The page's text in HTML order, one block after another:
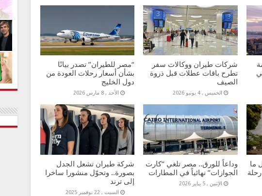
شركات طيران ووكالات سفر
تطرح باقات عطلات قبل ذروة
الصيف
الخميس , 4 يونيو 2026
“مصر للطيران” تصدر بيانًا
بشأن أسعار رحلات العودة من
دول الخليج
الأحد , 8 مارس 2026
ما
وداعاً للورق.. مصر تلغي “كارت
الجوازات” نهائياً في المطارات
الإثنين , 5 يناير 2026
شركة طيران تشعل الجدل
بصورة.. وتحوّل منشورا ساخرا
إلى ترند
السبت , 22 نوفمبر 2025